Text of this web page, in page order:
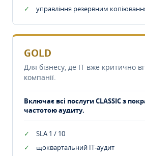
управління резервним
GOLD
Для бізнесу, де IT вже критично
компанії.
Включає всі послуги CLASSIC з
частотою аудиту.
SLA 1 / 10
щоквартальний IT-аудит